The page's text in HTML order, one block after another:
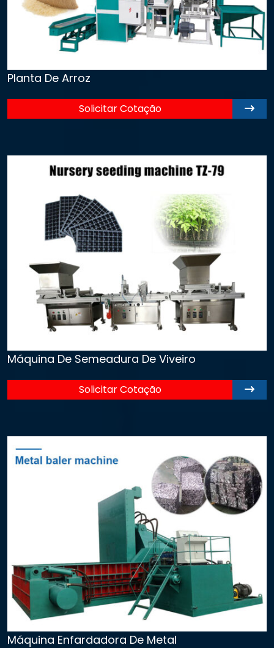
Planta De Arroz
Solicitar Cotação
Máquina De Semeadura De Viveiro
Solicitar Cotação
Máquina Enfardadora De Metal